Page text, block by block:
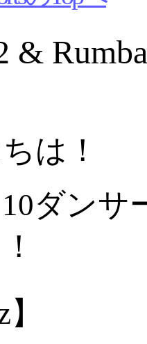
&
は！
ダンサ